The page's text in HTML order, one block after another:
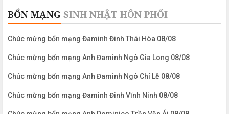
BỔN MẠNG SINH NHẬT HÔN PHỐI
Chúc mừng bổn mạng Đaminh Đinh Thái Hòa 08/08
Chúc mừng bổn mạng Anh Đaminh Ngô Gia Long 08/08
Chúc mừng bổn mạng Anh Đaminh Ngô Chí Lễ 08/08
Chúc mừng bổn mạng Đaminh Đinh Vĩnh Ninh 08/08